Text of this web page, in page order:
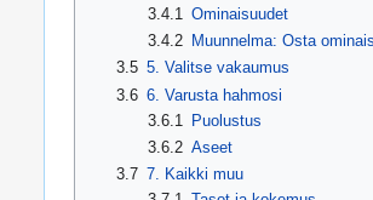
3.4.1
Ominaisuudet
3.4.2 Muunnelma: Osta
3.5 5. Valitse vakaumus
3.6 6. Varusta hahmosi
3.6.1
Puolustus
3.6.2 Aseet
3.7 7. Kaikki muu